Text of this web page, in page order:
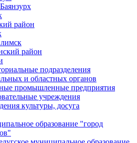
район
район
подразделения
и областных органов
промышленные предприятия
учреждения
культуры, досуга
образование "город